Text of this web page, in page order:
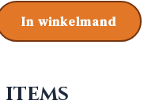
In winkelmand
items